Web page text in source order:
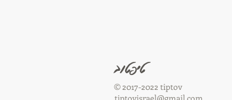
טיפטוב
© 2017-2022 tiptov